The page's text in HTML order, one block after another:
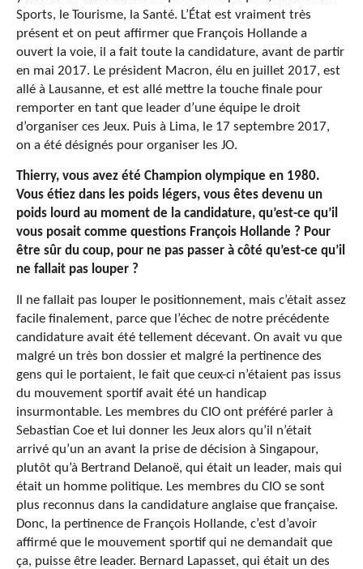
Sports, le Tourisme, la Santé. L’État est vraiment très
présent et on peut affirmer que François Hollande a
ouvert la voie, il a fait toute la candidature, avant de partir
en mai 2017. Le président Macron, élu en juillet 2017, est
allé à Lausanne, et est allé mettre la touche finale pour
remporter en tant que leader d’une équipe le droit
d’organiser ces Jeux. Puis à Lima, le 17 septembre 2017,
on a été désignés pour organiser les JO.
Thierry, vous avez été Champion olympique en 1980.
Vous étiez dans les poids légers, vous êtes devenu un
poids lourd au moment de la candidature, qu’est-ce qu’il
vous posait comme questions François Hollande ? Pour
être sûr du coup, pour ne pas passer à côté qu’est-ce qu’il
ne fallait pas louper ?
Il ne fallait pas louper le positionnement, mais c’était assez
facile finalement, parce que l’échec de notre précédente
candidature avait été tellement décevant. On avait vu que
malgré un très bon dossier et malgré la pertinence des
gens qui le portaient, le fait que ceux-ci n’étaient pas issus
du mouvement sportif avait été un handicap
insurmontable. Les membres du CIO ont préféré parler à
Sebastian Coe et lui donner les Jeux alors qu’il n’était
arrivé qu’un an avant la prise de décision à Singapour,
plutôt qu’à Bertrand Delanoë, qui était un leader, mais qui
était un homme politique. Les membres du CIO se sont
plus reconnus dans la candidature anglaise que française.
Donc, la pertinence de François Hollande, c’est d’avoir
affirmé que le mouvement sportif qui ne demandait que
ça, puisse être leader. Bernard Lapasset, qui était un des